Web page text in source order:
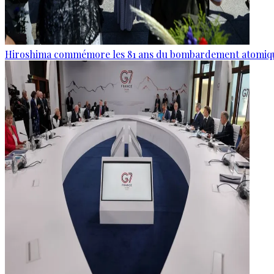
Hiroshima commémore les 81 ans du bombardement